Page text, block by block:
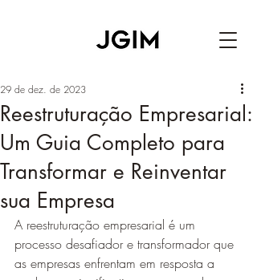
Reestruturação Empresarial:
Um Guia Completo para
Transformar e Reinventar
sua Empresa
29 de dez. de 2023
A reestruturação empresarial é um
processo desafiador e transformador que
as empresas enfrentam em resposta a